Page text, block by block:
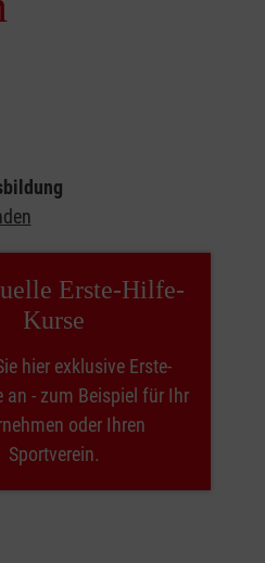
Erste-Hilfe-
Kurse
hier exklusive Erste-
an - zum Beispiel für Ihr
oder Ihren
Sportverein.